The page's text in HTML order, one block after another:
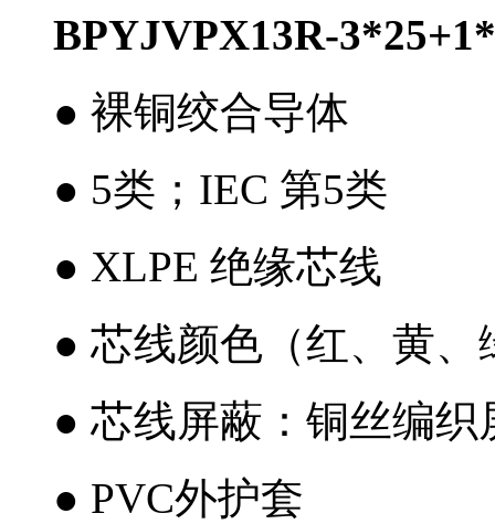
BPYJVPX13R-
● 裸铜绞合导体
● 5类；IEC 第5类
● XLPE 绝缘芯线
● 芯线颜色（红、黄
● 芯线屏蔽：铜丝编
● PVC外护套